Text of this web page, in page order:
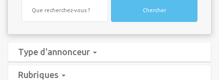
Chercher
Type d'annonceur
Rubriques